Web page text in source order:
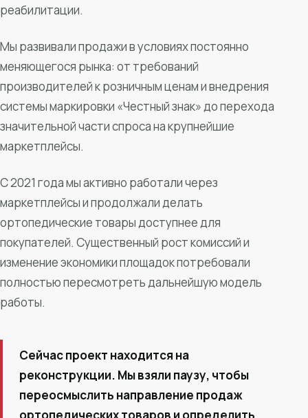
реабилитации.
Мы развивали продажи в условиях постоянно
меняющегося рынка: от требований
производителей к розничным ценам и внедрения
системы маркировки «Честный знак» до перехода
значительной части спроса на крупнейшие
маркетплейсы.
С 2021 года мы активно работали через
маркетплейсы и продолжали делать
ортопедические товары доступнее для
покупателей. Существенный рост комиссий и
изменение экономики площадок потребовали
полностью пересмотреть дальнейшую модель
работы.
Сейчас проект находится на
реконструкции. Мы взяли паузу, чтобы
переосмыслить направление продаж